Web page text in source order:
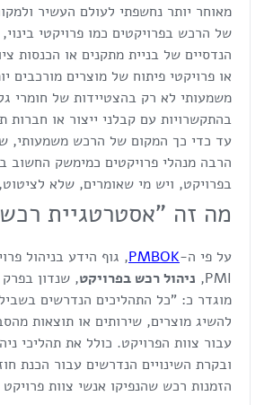
מאוחר יותר נחשפתי לעולם העשיר
של הרכש בפרויקטים כמו פרויקטי
הנדסיים של בניית מתקנים או הכנסות
או פרויקטי פיתוח של מוצרים מורכבים
משמעותי לא רק בהצטיידות של חומרי
בהתקשרויות עם קבלני ייצור או חברות
עד כדי כך המקום של הרכש משמעותי,
הרבה מנהלי פרויקטים כמימשק החשוב
בפרויקט, ויש מי שאומרים, שלא
מה זה "אסטרטגיית
על פי ה-PMBOK, גוף הידע בניהול
PMI, ניהול רכש בפרויקט
מוגדר כ: "כל התהליכים הנדרשים
להשיג מוצרים, שירותים או תוצאות
עבור צוות הפרויקט. כולל את תהליכי
ובקרת השינויים הנדרשים עבור הכנת
הזמנות רכש שהנפיקו אנשי צוות